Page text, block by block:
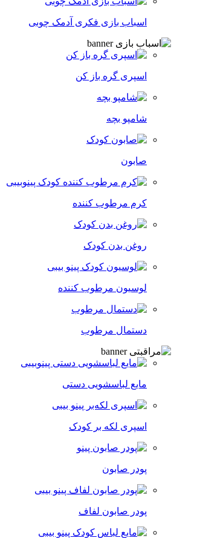
اسباب بازی فکری آدمک چوبی
اسپری گره باز کن
شامپو بچه
صابون
کرم مرطوب کننده
روغن بدن کودک
لوسیون مرطوب کننده
دستمال مرطوب
مایع لباسشویی دستی
اسپری لکه‌ بر کودک
پودر صابون
پودر صابون لفاف